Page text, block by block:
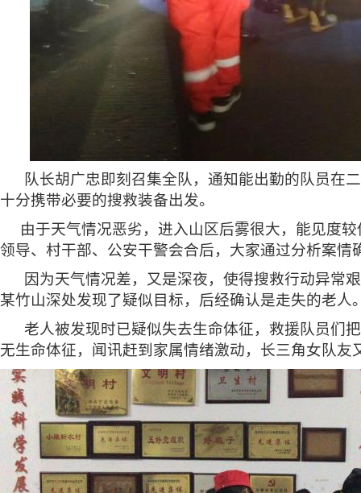
队长胡广忠即刻召集全队，通知能出勤的队员在
十分携带必要的搜救装备出发。
由于天气情况恶劣，进入山区后雾很大， 能见度
领导、村干部、公安干警会合后，大家通过分析案
因为天气情况差，又是深夜， 使得搜救行动异常
某竹山深处发现了疑似目标，后经确认是走失的老人
老人被发现时已疑似失去生命体征，救援队员们
无生命体征，闻讯赶到家属情绪激动，长三角女队